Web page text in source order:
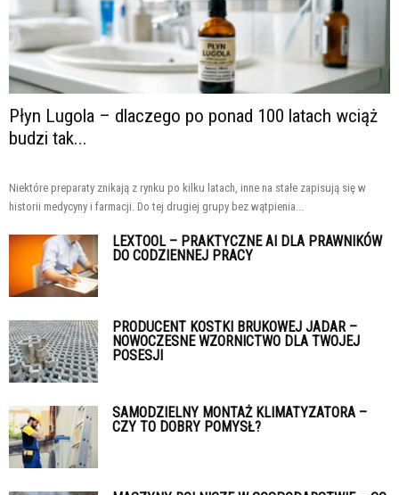
Płyn Lugola – dlaczego po ponad 100 latach wciąż
budzi tak...
Niektóre preparaty znikają z rynku po kilku latach, inne na stałe zapisują się w
historii medycyny i farmacji. Do tej drugiej grupy bez wątpienia...
LEXTOOL – PRAKTYCZNE AI DLA PRAWNIKÓW
DO CODZIENNEJ PRACY
PRODUCENT KOSTKI BRUKOWEJ JADAR –
NOWOCZESNE WZORNICTWO DLA TWOJEJ
POSESJI
SAMODZIELNY MONTAŻ KLIMATYZATORA –
CZY TO DOBRY POMYSŁ?